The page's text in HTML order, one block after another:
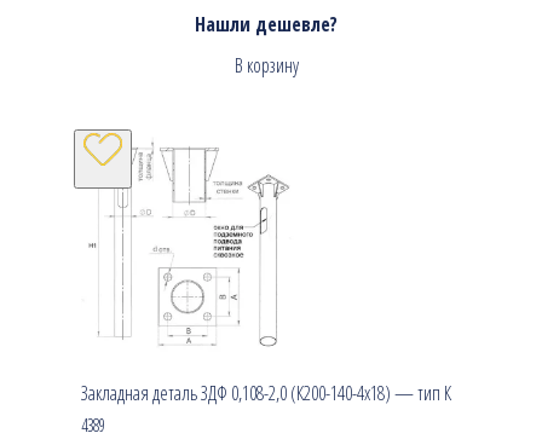
Нашли дешевле?
В корзину
Закладная деталь ЗДФ 0,108-2,0 (К200-140-4х18) — тип К
4389